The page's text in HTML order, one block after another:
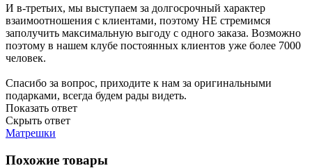
И в-третьих, мы выступаем за долгосрочный характер
взаимоотношения с клиентами, поэтому НЕ стремимся
заполучить максимальную выгоду с одного заказа. Возможно
поэтому в нашем клубе постоянных клиентов уже более 7000
человек.
Спасибо за вопрос, приходите к нам за оригинальными
подарками, всегда будем рады видеть.
Показать ответ
Скрыть ответ
Матрешки
Похожие товары